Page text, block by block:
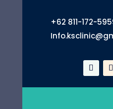
+62 811-172-